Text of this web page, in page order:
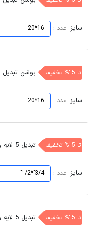
سایز عدد :
16*20
تا 15% تخفیف بوشن تبدیل 5 لایه کوپلی نیوپایپ
سایز عدد :
16*20
تا 15% تخفیف تبدیل 5 لایه روپیچ توپیچ طرح B نیوپایپ
سایز عدد :
3/4"*1/2"
تا 15% تخفیف تبدیل 5 لایه روپیچ توپیچ نیوپایپ